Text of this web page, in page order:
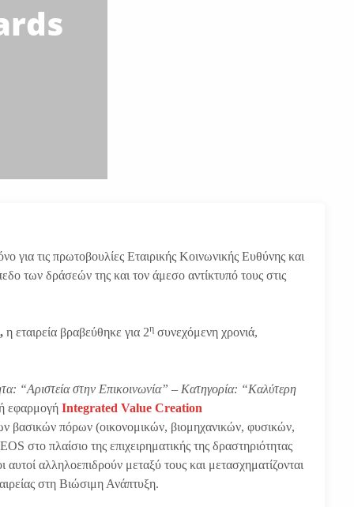
τις πρωτοβουλίες Εταιρικής Κοινωνικής Ευθύνης και
των δράσεών της και τον άμεσο αντίκτυπό τους στις
η εταιρεία βραβεύθηκε για 2η συνεχόμενη χρονιά,
“Αριστεία στην Επικοινωνία” – Κατηγορία: “Καλύτερη
εφαρμογήIntegrated Value Creation
βασικών πόρων (οικονομικών, βιομηχανικών, φυσικών,
στο πλαίσιο της επιχειρηματικής της δραστηριότητας
αλληλοεπιδρούν μεταξύ τους και μετασχηματίζονται
στη Βιώσιμη Ανάπτυξη.